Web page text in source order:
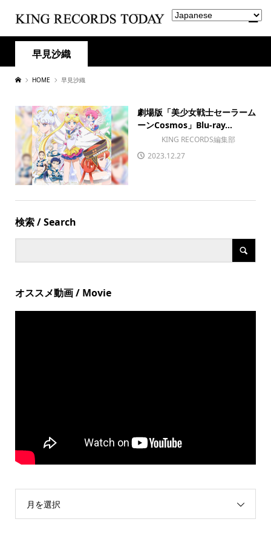
早見沙織
HOME 早見沙織
劇場版「美少女戦士セーラーム
ーンCosmos」Blu-ray...
KING RECORDS編集部
2023.12.27
検索 / Search
オススメ動画 / Movie
月を選択